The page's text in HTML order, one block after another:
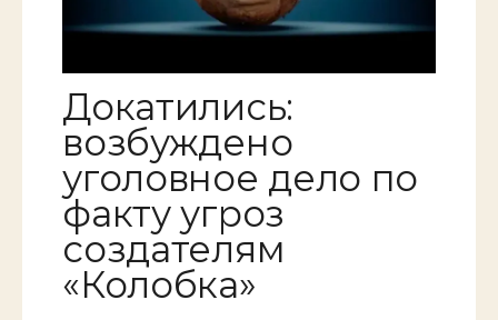
Докатились:
возбуждено
уголовное дело по
факту угроз
создателям
«Колобка»